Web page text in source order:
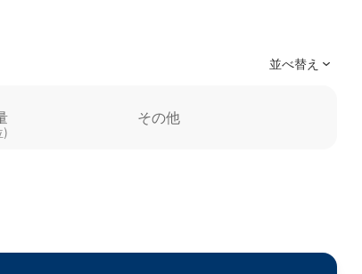
。各種サイズ・特注仕様についてもお気軽にお問い合わせ
シリコン（SiC）は、ファインセラミックス材料の中でも
高い硬度と優れた耐摩耗性を有しており、高温環境下で
かつ高強度である点も特長であり、半導体関連設備・精
並べ替え
)
その他